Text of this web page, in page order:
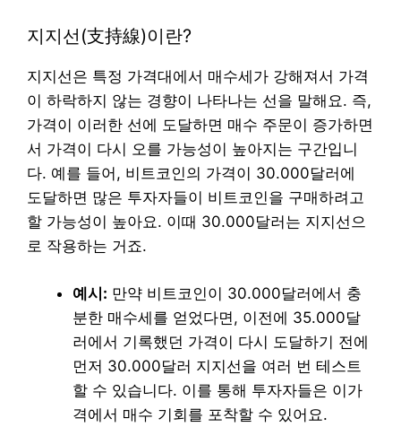
지지선(支持線)이란?
지지선은 특정 가격대에서 매수세가 강해져서 가격
이 하락하지 않는 경향이 나타나는 선을 말해요. 즉,
가격이 이러한 선에 도달하면 매수 주문이 증가하면
서 가격이 다시 오를 가능성이 높아지는 구간입니
다. 예를 들어, 비트코인의 가격이 30.000달러에
도달하면 많은 투자자들이 비트코인을 구매하려고
할 가능성이 높아요. 이때 30.000달러는 지지선으
로 작용하는 거죠.
예시: 만약 비트코인이 30.000달러에서 충
분한 매수세를 얻었다면, 이전에 35.000달
러에서 기록했던 가격이 다시 도달하기 전에
먼저 30.000달러 지지선을 여러 번 테스트
할 수 있습니다. 이를 통해 투자자들은 이가
격에서 매수 기회를 포착할 수 있어요.